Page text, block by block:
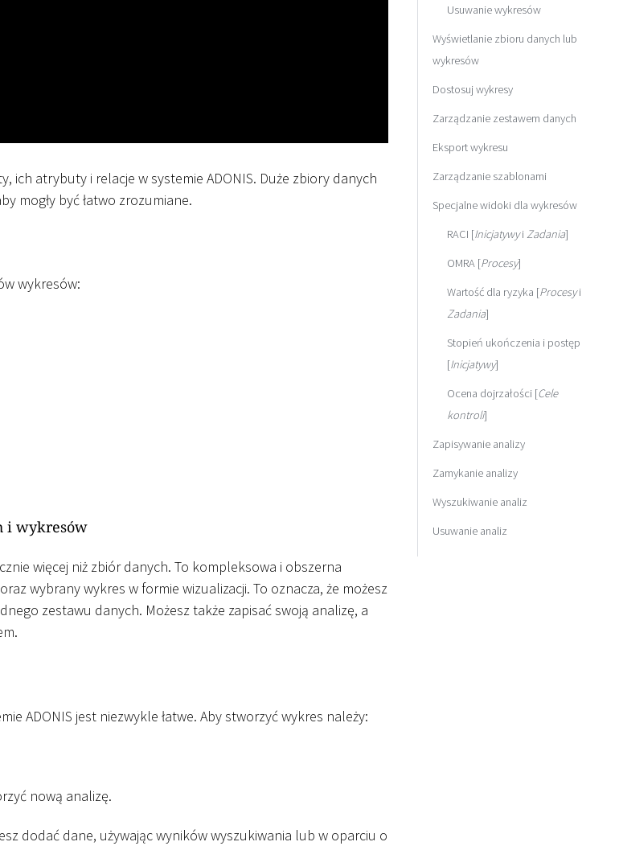
ich atrybuty i relacje w systemie ADONIS. Duże zbiory danych
mogły być łatwo zrozumiane.
wykresów:
i wykresów
więcej niż zbiór danych. To kompleksowa i obszerna
wybrany wykres w formie wizualizacji. To oznacza, że możesz
zestawu danych. Możesz także zapisać swoją analizę, a
ADONIS jest niezwykle łatwe. Aby stworzyć wykres należy:
nową analizę.
dodać dane, używając wyników wyszukiwania lub w oparciu o
Usuwanie wykresów
Wyświetlanie zbioru danych lub
wykresów
Dostosuj wykresy
Zarządzanie zestawem danych
Eksport wykresu
Zarządzanie szablonami
Specjalne widoki dla wykresów
RACI [Inicjatywyi Zadania]
OMRA [Procesy]
Wartość dla ryzyka [Procesyi
Zadania]
Stopień ukończenia i postęp
[Inicjatywy]
Ocena dojrzałości [Cele
kontroli]
Zapisywanie analizy
Zamykanie analizy
Wyszukiwanie analiz
Usuwanie analiz